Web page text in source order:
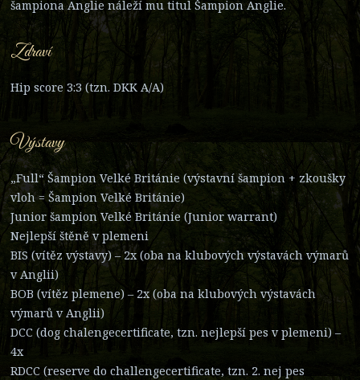
šampiona Anglie náleží mu titul Šampion Anglie.
Zdraví
Hip score 3:3 (tzn. DKK A/A)
Výstavy
„Full“ Šampion Velké Británie (výstavní šampion + zkoušky
vloh = Šampion Velké Británie)
Junior šampion Velké Británie (Junior warrant)
Nejlepší štěně v plemeni
BIS (vítěz výstavy) – 2x (oba na klubových výstavách výmarů
v Anglii)
BOB (vítěz plemene) – 2x (oba na klubových výstavách
výmarů v Anglii)
DCC (dog chalengecertificate, tzn. nejlepší pes v plemeni) –
4x
RDCC (reserve do challengecertificate, tzn. 2. nej pes